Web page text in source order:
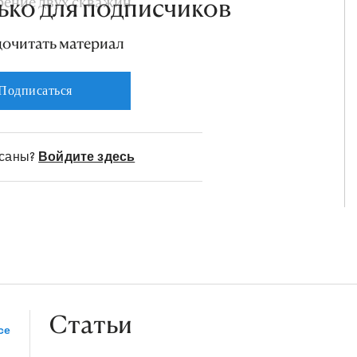
для подписчиков
материал
Войдите здесь
Статьи